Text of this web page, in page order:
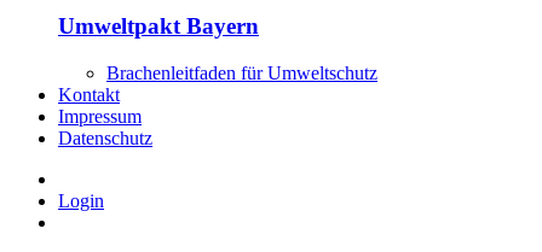
Umweltpakt Bayern
Brachenleitfaden für Umweltschutz
Kontakt
Impressum
Datenschutz
Login